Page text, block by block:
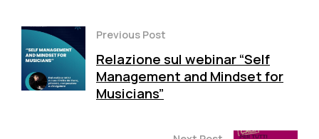
Previous Post
Relazione sul webinar “Self
Management and Mindset for
Musicians”